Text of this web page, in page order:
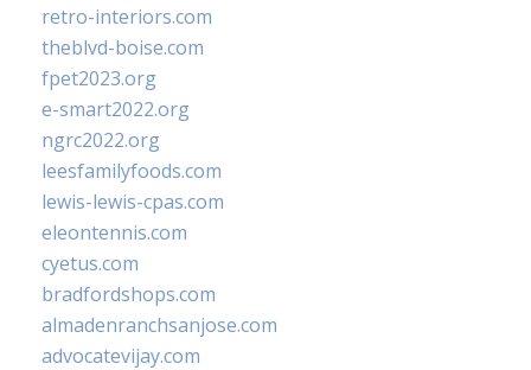
retro-interiors.com
theblvd-boise.com
fpet2023.org
e-smart2022.org
ngrc2022.org
leesfamilyfoods.com
lewis-lewis-cpas.com
eleontennis.com
cyetus.com
bradfordshops.com
almadenranchsanjose.com
advocatevijay.com